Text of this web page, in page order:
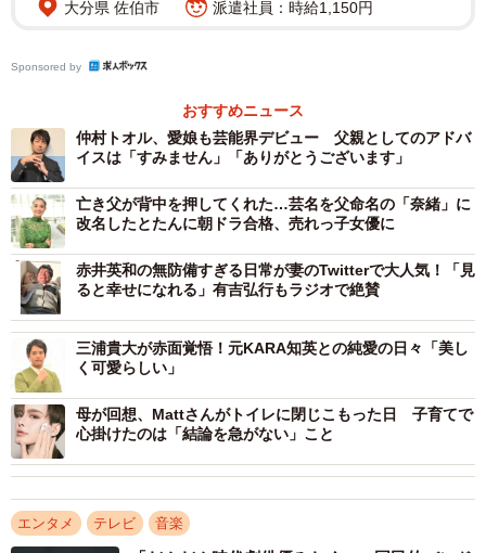
にあったのは“みんなのため”。その気持ちは若手を思う石沢
石沢課長の部下となり、影響を受ける麦田歩を演じたのは
福原遥。「福原さんはストライクな芝居をする方。物語と
しては、石沢課長の芝居のふり幅が大きくなればなるほど
ギャップが生れて面白くなるけれど、振り切れ過ぎてもい
けない。そんな時に彼女はドストライクな芝居をしてくれ
て、こちらをフラットに戻してくれる。助けられることも
多かったです」と全幅の信頼を寄せる。
大分県 佐伯市
派遣社員：時給1,150円
Sponsored by
おすすめニュース
仲村トオル、愛娘も芸能界デビュー 父親としてのアドバ
イスは「すみません」「ありがとうございます」
亡き父が背中を押してくれた…芸名を父命名の「奈緒」に
改名したとたんに朝ドラ合格、売れっ子女優に
赤井英和の無防備すぎる日常が妻のTwitterで大人気！「見
ると幸せになれる」有吉弘行もラジオで絶賛
三浦貴大が赤面覚悟！元KARA知英との純愛の日々「美し
く可愛らしい」
母が回想、Mattさんがトイレに閉じこもった日 子育てで
心掛けたのは「結論を急がない」こと
エンタメ テレビ 音楽